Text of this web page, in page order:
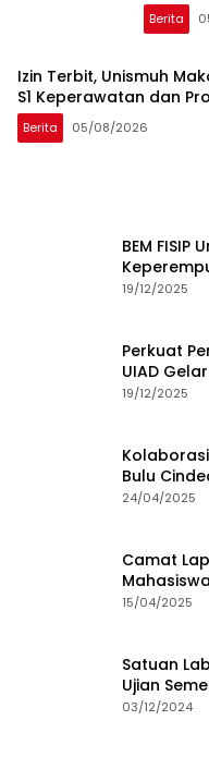
Berita
Izin Terbit, Unismuh
S1 Keperawatan dan
Berita 05/08/2026
BEM
dan
19/12/2025
Perkuat
UIAD
19/12/2025
Bulu
24/04/2025
Camat
15/04/2025
Satuan
Ujian
Proses
03/12/2024